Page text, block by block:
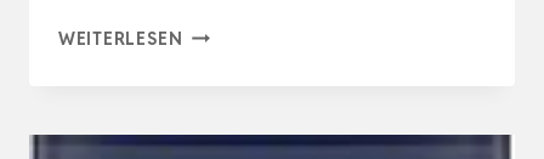
WEITERLESEN SEEMANDELBAUMBLÄTTER
AQUARIEN,